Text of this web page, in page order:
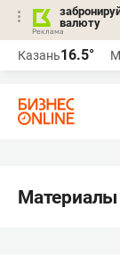
валюту
Казань16.5°
Материалы